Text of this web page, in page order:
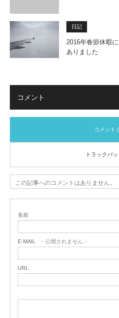
日記
2016年春節休暇
ありました
コメント
コメント
トラックバ
この記事へのコメントはありません。
名前
E-MAIL - 公開されません -
URL